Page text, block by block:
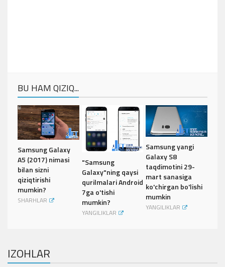
BU HAM QIZIQ...
Samsung Galaxy
A5 (2017) nimasi
bilan sizni
qiziqtirishi
mumkin?
SHARHLAR
"Samsung
Galaxy"ning qaysi
qurilmalari Android
7ga o'tishi
mumkin?
YANGILIKLAR
Samsung yangi
Galaxy S8
taqdimotini 29-
mart sanasiga
ko'chirgan bo'lishi
mumkin
YANGILIKLAR
IZOHLAR